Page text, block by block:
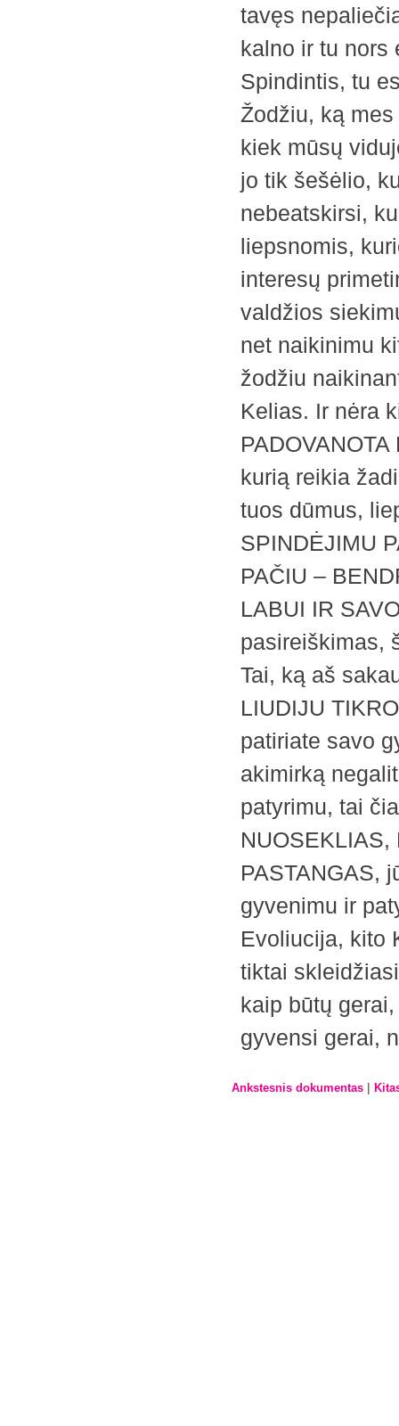
tavęs
kalno ir tu nors
Spindintis, tu
Žodžiu, ką
kiek mūsų
jo tik šešėlio,
nebeatskirsi,
liepsnomis,
interesų
valdžios
net naikinimu
žodžiu
Kelias. Ir nėra
kurią reikia
tuos dūmus,
SPINDĖJIMU
PAČIU –
LABUI IR
pasireiškimas,
Tai, ką aš
LIUDIJU
patiriate savo
akimirką
patyrimu, tai
NUOSEKLIAS,
PASTANGAS,
gyvenimu ir
Evoliucija, kito
tiktai
kaip būtų
gyvensi gerai,
Ankstesnis dokumentas |